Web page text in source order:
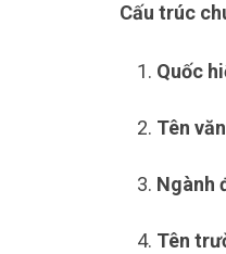
Cấu trúc
Quốc
Tên
Ngành
Tên